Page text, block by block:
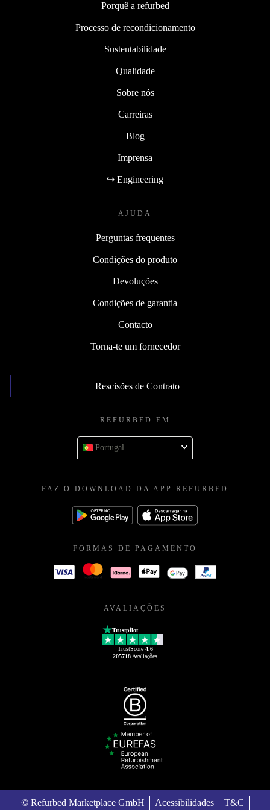
Porquê a refurbed
Processo de recondicionamento
Sustentabilidade
Qualidade
Sobre nós
Carreiras
Blog
Imprensa
↪ Engineering
AJUDA
Perguntas frequentes
Condições do produto
Devoluções
Condições de garantia
Contacto
Torna-te um fornecedor
Rescisões de Contrato
REFURBED EM
Portugal
FAZ O DOWNLOAD DA APP REFURBED
FORMAS DE PAGAMENTO
AVALIAÇÕES
Trustpilot
TrustScore 4.6
205718 Avaliações
© Refurbed Marketplace GmbH Acessibilidades T&C